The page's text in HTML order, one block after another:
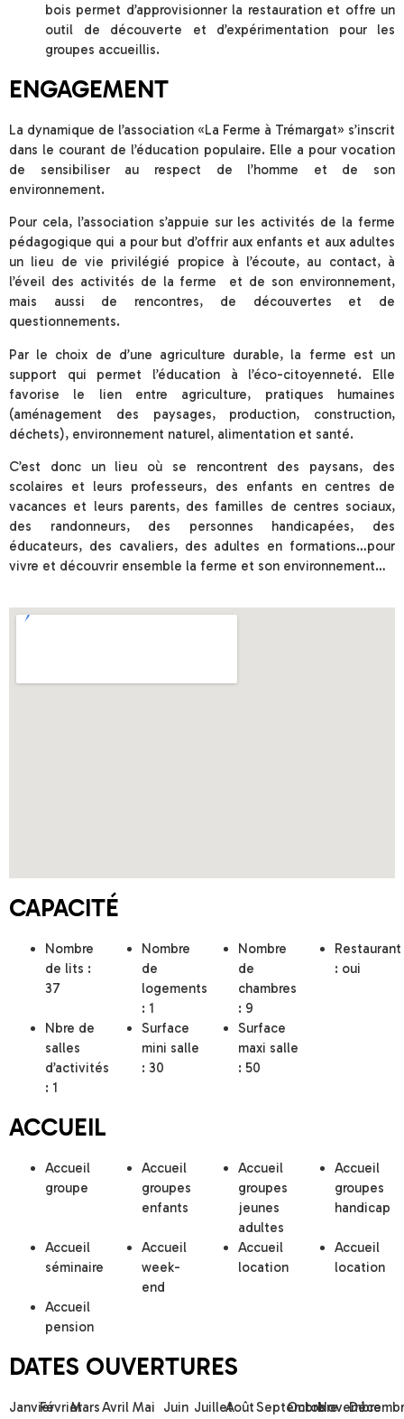
bois permet d’approvisionner la restauration et offre un
outil de découverte et d’expérimentation pour les
groupes accueillis.
ENGAGEMENT
La dynamique de l’association «La Ferme à Trémargat» s’inscrit
dans le courant de l’éducation populaire. Elle a pour vocation
de sensibiliser au respect de l’homme et de son
environnement.
Pour cela, l’association s’appuie sur les activités de la ferme
pédagogique qui a pour but d’offrir aux enfants et aux adultes
un lieu de vie privilégié propice à l’écoute, au contact, à
l’éveil des activités de la ferme et de son environnement,
mais aussi de rencontres, de découvertes et de
questionnements.
Par le choix de d’une agriculture durable, la ferme est un
support qui permet l’éducation à l’éco-citoyenneté. Elle
favorise le lien entre agriculture, pratiques humaines
(aménagement des paysages, production, construction,
déchets), environnement naturel, alimentation et santé.
C’est donc un lieu où se rencontrent des paysans, des
scolaires et leurs professeurs, des enfants en centres de
vacances et leurs parents, des familles de centres sociaux,
des randonneurs, des personnes handicapées, des
éducateurs, des cavaliers, des adultes en formations…pour
vivre et découvrir ensemble la ferme et son environnement…
CAPACITÉ
Nombre
de lits :
37
Nombre
de
logements
: 1
Nombre
de
chambres
: 9
Restaurant
: oui
Nbre de
salles
d’activités
: 1
Surface
mini salle
: 30
Surface
maxi salle
: 50
ACCUEIL
Accueil
groupe
Accueil
groupes
enfants
Accueil
groupes
jeunes
adultes
Accueil
groupes
handicap
Accueil
séminaire
Accueil
week-
end
Accueil
location
Accueil
location
Accueil
pension
DATES OUVERTURES
JanvierFévrierMarsAvril Mai Juin JuilletAoûtSeptembre
OctobreNovembre